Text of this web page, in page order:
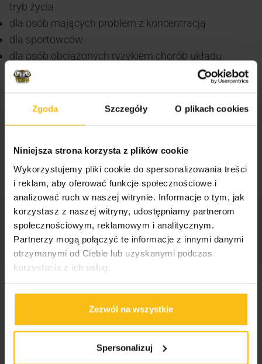
Zgoda Szczegóły O plikach cookies
Niniejsza strona korzysta z plików cookie
Wykorzystujemy pliki cookie do spersonalizowania treści
i reklam, aby oferować funkcje społecznościowe i
analizować ruch w naszej witrynie. Informacje o tym, jak
korzystasz z naszej witryny, udostępniamy partnerom
społecznościowym, reklamowym i analitycznym.
Partnerzy mogą połączyć te informacje z innymi danymi
otrzymanymi od Ciebie lub uzyskanymi podczas
korzystania z ich usług.
Zezwól na wszystkie
Spersonalizuj
tryb życia
dla osób mających problem z koncentracją
dla sportowców
dla osób obciążonych ryzykiem chorób układu
krążenia
Spożywać 1 kapsułkę raz dziennie. Nie należy
kapsułki.
Kategorie:Activlab,Suplementy roślinne
Zwiększenie poziomu energii
Podobne produkty